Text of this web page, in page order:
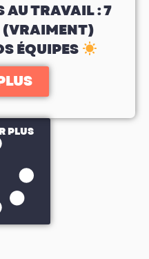
AU TRAVAIL : 7
(VRAIMENT)
ÉQUIPES
PLUS